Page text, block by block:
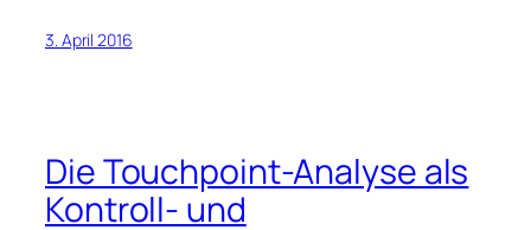
3. April 2016
Die Touchpoint-Analyse als
Kontroll- und